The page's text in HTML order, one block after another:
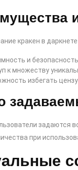
кракен в
и
к множеству
избегать
задаются
при